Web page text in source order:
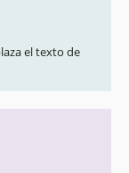
el texto de